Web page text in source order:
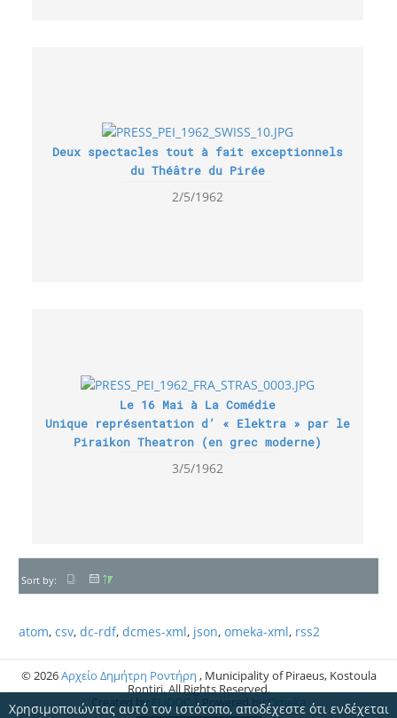
Χρησιμοποιώντας αυτό τον ιστότοπο, αποδέχεστε ότι ενδέχεται
Deux spectacles tout à fait exceptionnels
du Théâtre du Pirée
2/5/1962
Le 16 Mai à La Comédie
Unique représentation d’ « Elektra » par le
Piraikon Theatron (en grec moderne)
3/5/1962
Sort by:
atom, csv, dc-rdf, dcmes-xml, json, omeka-xml, rss2
© 2026Αρχείο Δημήτρη Ροντήρη , Municipality of Piraeus, Kostoula
Rontiri. All Rights Reserved.
Created by
| Powered by Omeka